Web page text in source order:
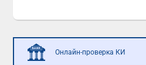
Онлайн-проверка КИ